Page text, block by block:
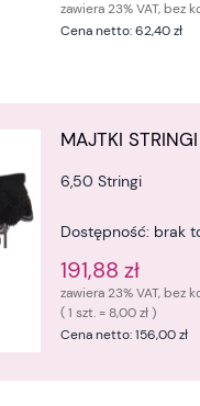
zawiera 23% VAT, bez
Cena netto:62,40 zł
MAJTKI
6,50 Stringi
Dostępność: brak
191,88 zł
zawiera 23% VAT, bez
( 1 szt. = 8,00 zł )
Cena netto:156,00 zł